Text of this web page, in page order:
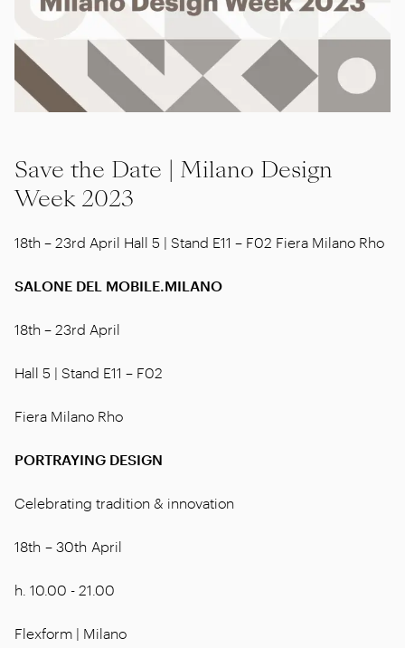
Save the Date | Milano Design
Week 2023
18th – 23rd April Hall 5 | Stand E11 – F02 Fiera Milano Rho
SALONE DEL MOBILE.MILANO
18th – 23rd April
Hall 5 | Stand E11 – F02
Fiera Milano Rho
PORTRAYING DESIGN
Celebrating tradition & innovation
18th – 30th April
h. 10.00 - 21.00
Flexform | Milano